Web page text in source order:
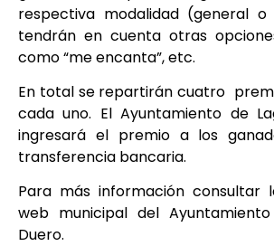
respectiva modalidad (general
tendrán en cuenta otras
como “me encanta”, etc.
En total se repartirán cuatro
cada uno. El Ayuntamiento de
ingresará el premio a los
transferencia bancaria.
Para más información consultar
web municipal del
Duero.